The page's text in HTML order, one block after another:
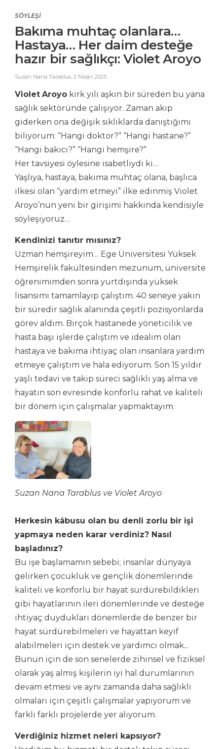
SÖYLEŞİ
Bakıma muhtaç olanlara…
Hastaya… Her daim desteğe
hazır bir sağlıkçı: Violet Aroyo
Suzan Nana Tarablus, 2 Nisan 2025
Violet Aroyo kırk yılı aşkın bir süreden bu yana
sağlık sektöründe çalışıyor. Zaman akıp
giderken ona değişik sıklıklarda danıştığımı
biliyorum: “Hangi doktor?” “Hangi hastane?”
“Hangi bakıcı?” “Hangi hemşire?”
Her tavsiyesi öylesine isabetliydi ki…
Yaşlıya, hastaya, bakıma muhtaç olana, başlıca
ilkesi olan “yardım etmeyi” ilke edinmiş Violet
Aroyo’nun yeni bir girişimi hakkında kendisiyle
söyleşiyoruz…
Kendinizi tanıtır mısınız?
Uzman hemşireyim… Ege Üniversitesi Yüksek
Hemşirelik fakültesinden mezunum, üniversite
öğrenimimden sonra yurtdışında yüksek
lisansımı tamamlayıp çalıştım. 40 seneye yakın
bir süredir sağlık alanında çeşitli pozisyonlarda
görev aldım. Birçok hastanede yöneticilik ve
hasta başı işlerde çalıştım ve idealim olan
hastaya ve bakıma ihtiyaç olan insanlara yardım
etmeye çalıştım ve hala ediyorum. Son 15 yıldır
yaşlı tedavi ve takip süreci sağlıklı yaş alma ve
hayatın son evresinde konforlu rahat ve kaliteli
bir dönem için çalışmalar yapmaktayım.
Suzan Nana Tarablus ve Violet Aroyo
Herkesin kâbusu olan bu denli zorlu bir işi
yapmaya neden karar verdiniz? Nasıl
başladınız?
Bu işe başlamamın sebebi; insanlar dünyaya
gelirken çocukluk ve gençlik dönemlerinde
kaliteli ve konforlu bir hayat sürdürebildikleri
gibi hayatlarının ileri dönemlerinde ve desteğe
ihtiyaç duydukları dönemlerde de benzer bir
hayat sürdürebilmeleri ve hayattan keyif
alabilmeleri için destek ve yardımcı olmak...
Bunun için de son senelerde zihinsel ve fiziksel
olarak yaş almış kişilerin iyi hal durumlarının
devam etmesi ve aynı zamanda daha sağlıklı
olmaları için çeşitli çalışmalar yapıyorum ve
farklı farklı projelerde yer alıyorum.
Verdiğiniz hizmet neleri kapsıyor?